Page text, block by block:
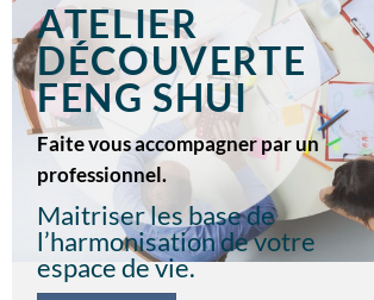
ATELIER
DÉCOUVERTE
FENG SHUI
Faite vous accompagner par un
professionnel.
Maitriser les base de
l’harmonisation de votre
espace de vie.